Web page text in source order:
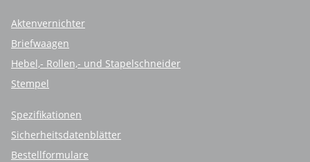
Aktenvernichter
Briefwaagen
Hebel,- Rollen,- und Stapelschneider
Stempel
Spezifikationen
Sicherheitsdatenblätter
Bestellformulare